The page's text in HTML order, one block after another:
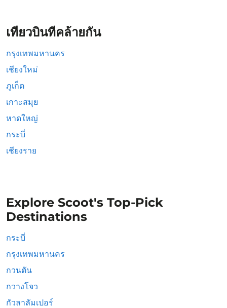
เที่ยวบินที่คล้ายกัน
กรุงเทพมหานคร
เชียงใหม่
ภูเก็ต
เกาะสมุย
หาดใหญ่
กระบี่
เชียงราย
Explore Scoot's Top-Pick
Destinations
กระบี่
กรุงเทพมหานคร
กวนตัน
กวางโจว
กัวลาลัมเปอร์